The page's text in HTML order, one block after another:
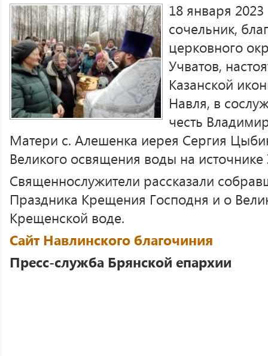
18 января
сочельник,
церковного
Учватов,
Казанской
Навля, в
честь
Матери с. Алешенка иерея Сергия
Великого освящения воды на
Священнослужители рассказали
Праздника Крещения Господня и о
Крещенской воде.
Сайт Навлинского благочиния
Пресс-служба Брянской епархии